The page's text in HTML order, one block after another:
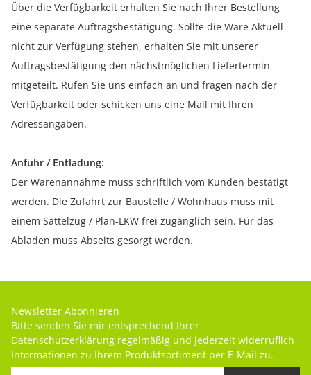
Über die Verfügbarkeit erhalten Sie nach Ihrer Bestellung
eine separate Auftragsbestätigung. Sollte die Ware Aktuell
nicht zur Verfügung stehen, erhalten Sie mit unserer
Auftragsbestätigung den nächstmöglichen Liefertermin
mitgeteilt. Rufen Sie uns einfach an und fragen nach der
Verfügbarkeit oder schicken uns eine Mail mit Ihren
Adressangaben.
Anfuhr / Entladung:
Der Warenannahme muss schriftlich vom Kunden bestätigt
werden. Die Zufahrt zur Baustelle / Wohnhaus muss mit
einem Sattelzug / Plan-LKW frei zugänglich sein. Für das
Abladen muss Abseits gesorgt werden.
Newsletter Abonnieren
Bitte senden Sie mir entsprechend Ihrer
Datenschutzerklärung regelmäßig und jederzeit widerruflich
Informationen zu Ihrem Produktsortiment per E-Mail zu.